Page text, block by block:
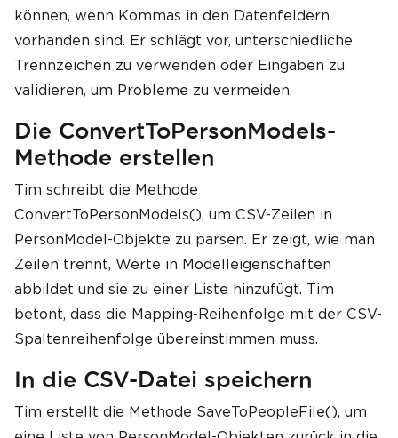
können, wenn Kommas in den Datenfeldern
vorhanden sind. Er schlägt vor, unterschiedliche
Trennzeichen zu verwenden oder Eingaben zu
validieren, um Probleme zu vermeiden.
Die ConvertToPersonModels-
Methode erstellen
Tim schreibt die Methode
ConvertToPersonModels(), um CSV-Zeilen in
PersonModel-Objekte zu parsen. Er zeigt, wie man
Zeilen trennt, Werte in Modelleigenschaften
abbildet und sie zu einer Liste hinzufügt. Tim
betont, dass die Mapping-Reihenfolge mit der CSV-
Spaltenreihenfolge übereinstimmen muss.
In die CSV-Datei speichern
Tim erstellt die Methode SaveToPeopleFile(), um